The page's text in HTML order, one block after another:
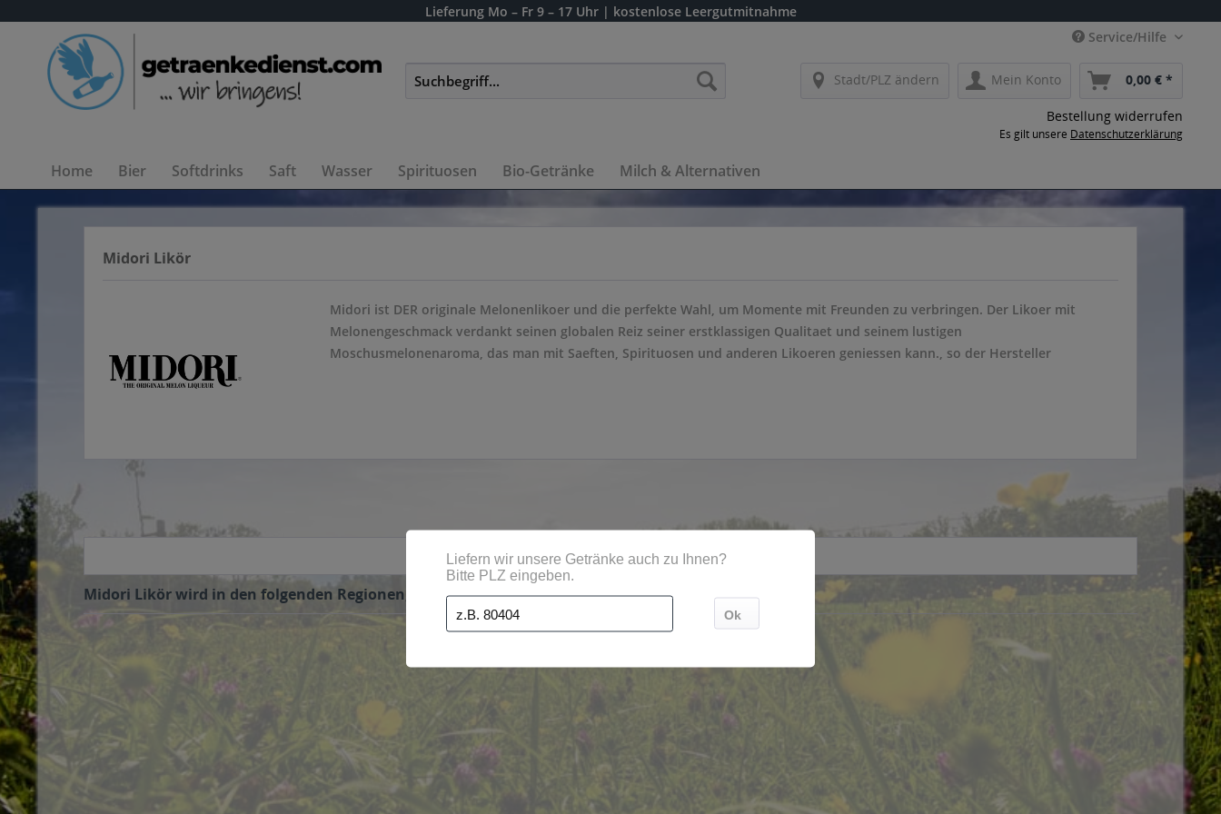
Lieferung Mo – Fr 9 – 17 Uhr | kostenlose Leergutmitnahme
Service/Hilfe
Stadt/PLZ ändern Mein Konto 0,00 € *
Bestellung widerrufen
Es gilt unsere Datenschutzerklärung
Home Bier Softdrinks Saft Wasser Spirituosen Bio-Getränke Milch & Alternativen
Midori Likör
Midori ist DER originale Melonenlikoer und die perfekte Wahl, um Momente mit Freunden zu verbringen. Der Likoer mit
Melonengeschmack verdankt seinen globalen Reiz seiner erstklassigen Qualitaet und seinem lustigen
Moschusmelonenaroma, das man mit Saeften, Spirituosen und anderen Likoeren geniessen kann., so der Hersteller
Midori Likör wird in den folgenden Regionen, Städten, Orten und Postleitzahl-Gebieten geliefert